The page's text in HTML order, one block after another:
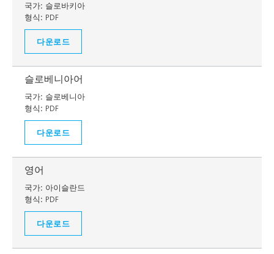
국가: 슬로바키아
형식: PDF
다운로드
슬로베니아어
국가: 슬로베니아
형식: PDF
다운로드
영어
국가: 아이슬란드
형식: PDF
다운로드